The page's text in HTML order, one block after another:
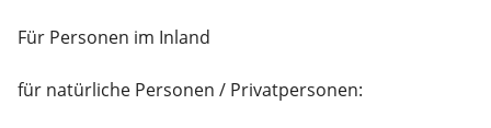
Für Personen im Inland
für natürliche Personen / Privatpersonen: